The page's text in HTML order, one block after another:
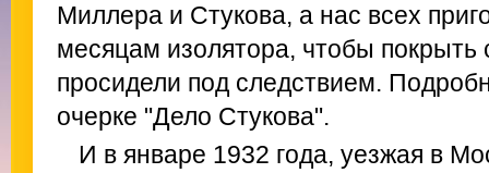
Миллера и Стукова, а нас всех
месяцам изолятора, чтобы
просидели под следствием.
очерке "Дело Стукова".
И в январе 1932 года, уезжая в